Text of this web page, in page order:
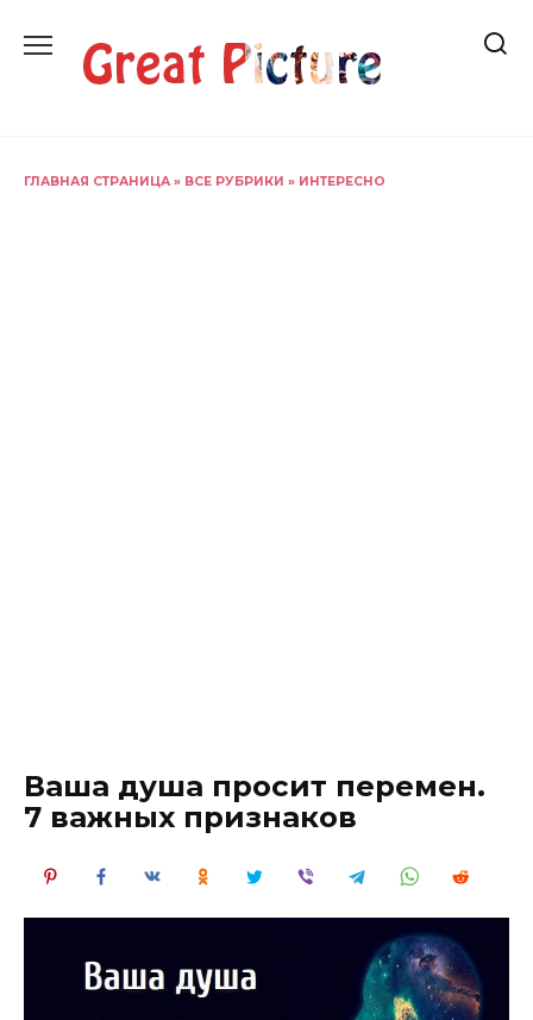
содержанию
ГЛАВНАЯ СТРАНИЦА » ВСЕ РУБРИКИ » ИНТЕРЕСНО
Ваша душа просит перемен.
7 важных признаков